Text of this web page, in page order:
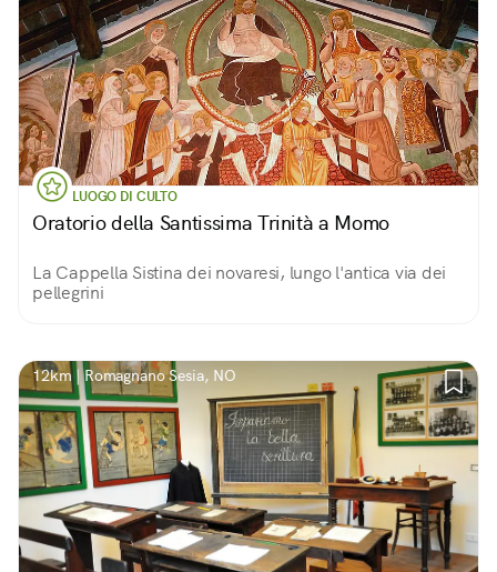
LUOGO DI CULTO
Oratorio della Santissima Trinità a Momo
La Cappella Sistina dei novaresi, lungo l'antica via dei
pellegrini
12km | Romagnano Sesia, NO